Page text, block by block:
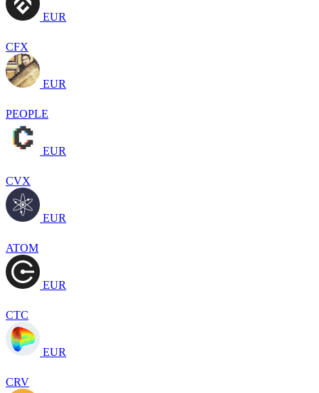
EUR
CFX
EUR
PEOPLE
EUR
CVX
EUR
ATOM
EUR
CTC
EUR
CRV